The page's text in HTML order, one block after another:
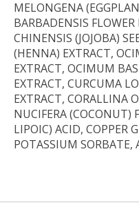
MELONGENA
BARBADENSIS
CHINENSIS (JOJOBA)
(HENNA) EXTRACT,
EXTRACT, OCIMUM
EXTRACT, CURCUMA
EXTRACT, CORALLINA
NUCIFERA (COCONUT)
LIPOIC) ACID, COPPER
POTASSIUM SORBATE,